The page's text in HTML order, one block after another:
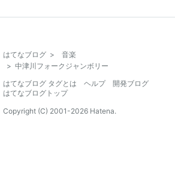
はてなブログ >
音楽
> 中津川フォークジャンボリー
はてなブログ タグとは
ヘルプ
開発ブログ
はてなブログトップ
Copyright (C) 2001-2026 Hatena.